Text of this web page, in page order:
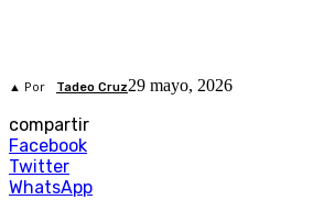
▲ Por Tadeo Cruz29 mayo, 2026
compartir
Facebook
Twitter
WhatsApp